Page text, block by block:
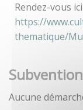
Rendez-vous ici
https://
thematique/
Aucune